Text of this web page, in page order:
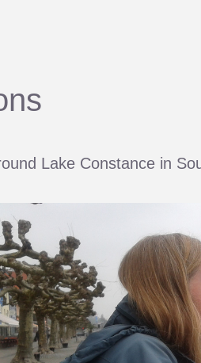
Lake Constance in